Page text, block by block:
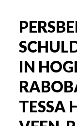
IN
TESSA